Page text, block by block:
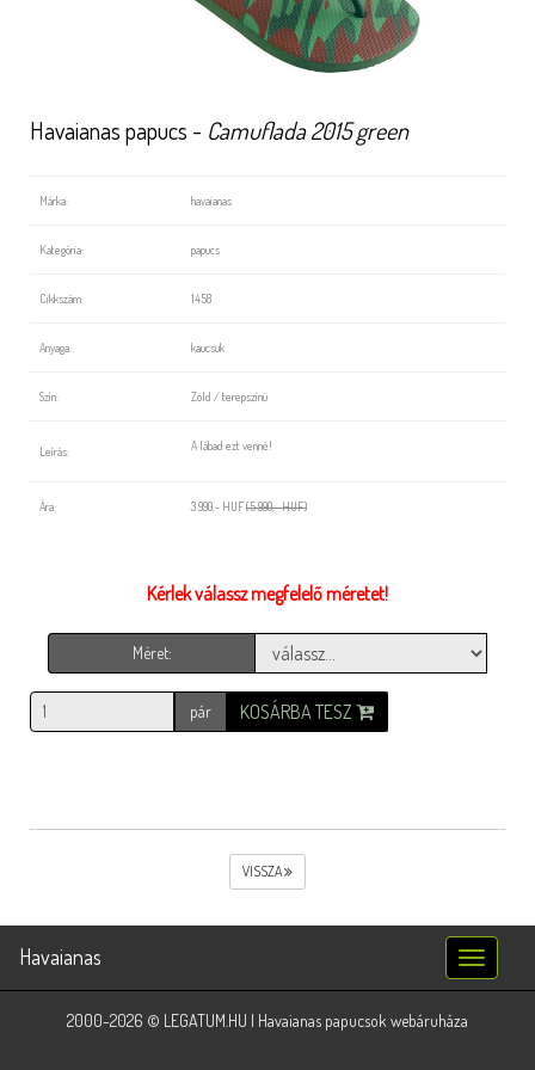
Havaianas papucs - Camuflada 2015 green
Márka: havaianas
Kategória: papucs
Cikkszám: 1458
Anyaga: kaucsuk
Szín: Zöld / terepszínü
Leírás: A lábad ezt venné!
Ára: 3 990,- HUF(5 990,- HUF)
Kérlek válassz megfelelő méretet!
Méret:
pár KOSÁRBA TESZ
VISSZA
Toggle
navigation
Havaianas
2000-2026 © LEGATUM.HU | Havaianas papucsok webáruháza